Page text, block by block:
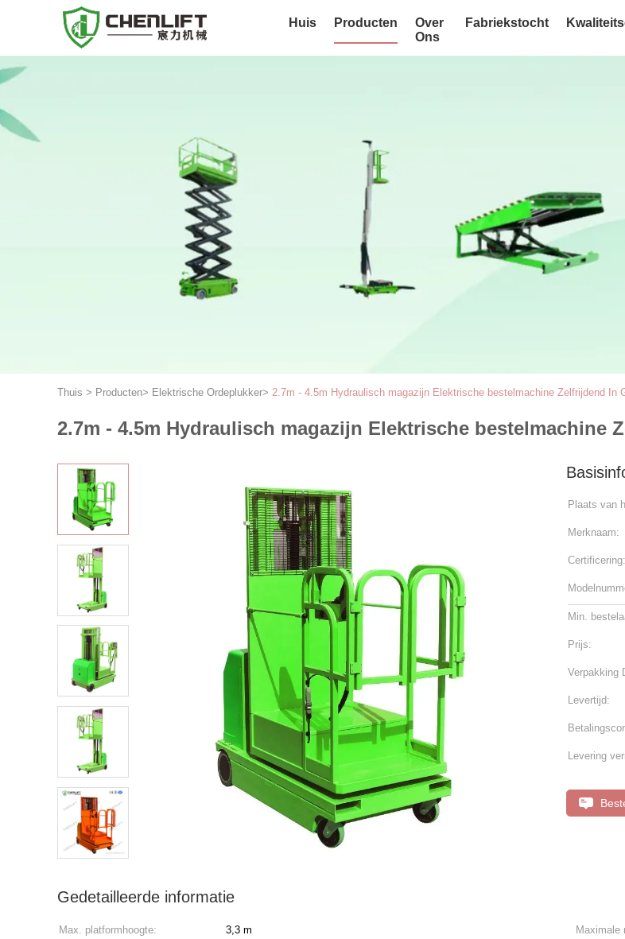
Huis Producten
Over
Ons
Fabriekstocht
Thuis > Producten> Elektrische Ordeplukker> 2.7m - 4.5m Hydraulisch magazijn Elektrische bestelmachine Zelfrijdend In
2.7m - 4.5m Hydraulisch magazijn Elektrische bestelmachine
Plaats van
Merknaam:
Certificering:
Min.
Prijs:
Verpakking
Levertijd:
Levering
Gedetailleerde informatie
Max. platformhoogte: 3,3 m Maximale